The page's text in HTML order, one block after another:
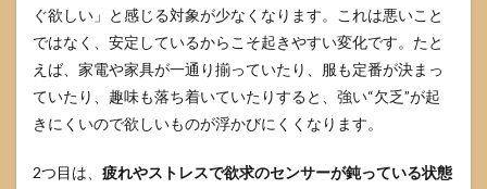
3.3
スマ
ホ写
真と
買い
歴か
う方
ぐ欲しい」と感じる対象が少なくなります。これは悪いこと
ではなく、安定しているからこそ起きやすい変化です。たと
えば、家電や家具が一通り揃っていたり、服も定番が決まっ
ていたり、趣味も落ち着いていたりすると、強い“欠乏”が起
きにくいので欲しいものが浮かびにくくなります。
2つ目は、 疲れやストレスで欲求のセンサーが鈍っている状態